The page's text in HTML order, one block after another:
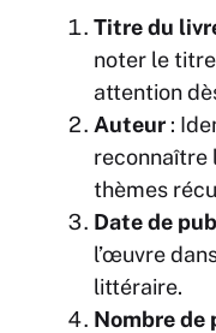
Titre du
noter le
attention
Auteur :
reconnaître
thèmes
Date de
l’œuvre
littéraire.
Nombre de